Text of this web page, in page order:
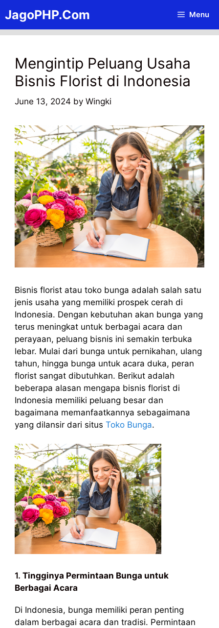
to
content
JagoPHP.Com Menu
Mengintip Peluang Usaha
Bisnis Florist di Indonesia
June 13, 2024 by Wingki
Bisnis florist atau toko bunga adalah salah satu
jenis usaha yang memiliki prospek cerah di
Indonesia. Dengan kebutuhan akan bunga yang
terus meningkat untuk berbagai acara dan
perayaan, peluang bisnis ini semakin terbuka
lebar. Mulai dari bunga untuk pernikahan, ulang
tahun, hingga bunga untuk acara duka, peran
florist sangat dibutuhkan. Berikut adalah
beberapa alasan mengapa bisnis florist di
Indonesia memiliki peluang besar dan
bagaimana memanfaatkannya sebagaimana
yang dilansir dari situs Toko Bunga.
1. Tingginya Permintaan Bunga untuk
Berbagai Acara
Di Indonesia, bunga memiliki peran penting
dalam berbagai acara dan tradisi. Permintaan